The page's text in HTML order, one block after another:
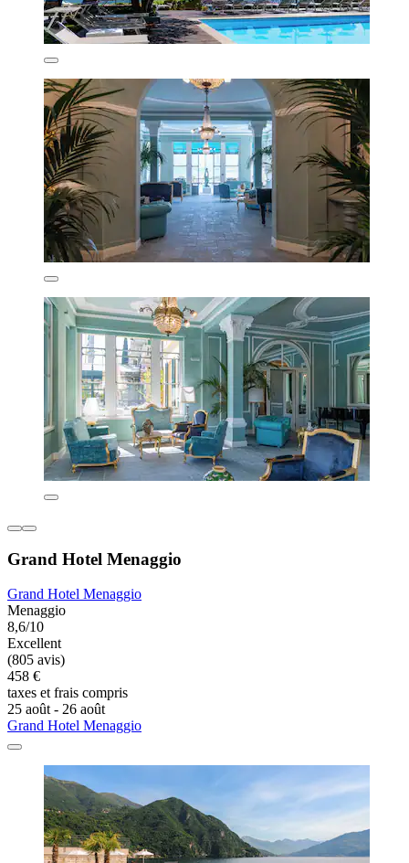
Grand Hotel Menaggio
Grand Hotel Menaggio
Menaggio
8,6/10
Excellent
(805 avis)
458 €
taxes et frais compris
25 août - 26 août
Grand Hotel Menaggio